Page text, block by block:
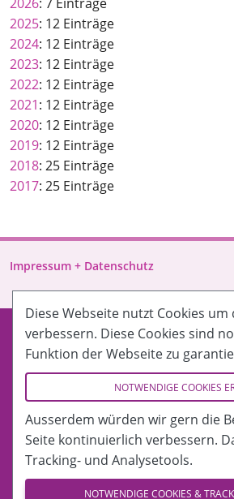
2025: 12 Einträge
2024: 12 Einträge
2023: 12 Einträge
2022: 12 Einträge
2021: 12 Einträge
2020: 12 Einträge
2019: 12 Einträge
2018: 25 Einträge
2017: 25 Einträge
Impressum + Datenschutz
Diese Webseite nutzt Cookies um
verbessern. Diese Cookies sind
Funktion der Webseite zu
NOTWENDIGE COOKIES
Ausserdem würden wir gern die
Seite kontinuierlich verbessern.
Tracking- und Analysetools.
NOTWENDIGE COOKIES &